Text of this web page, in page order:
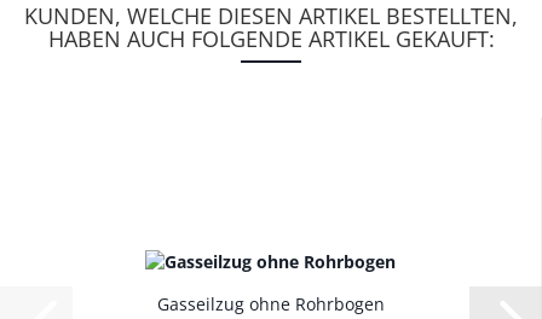
KUNDEN, WELCHE DIESEN ARTIKEL BESTELLTEN,
HABEN AUCH FOLGENDE ARTIKEL GEKAUFT:
Gasseilzug ohne Rohrbogen